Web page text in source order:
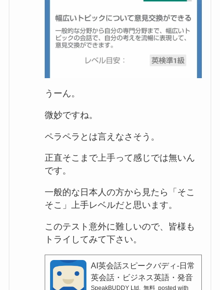
うーん。
微妙ですね。
ペラペラとは言えなさそう。
正直そこまで上手って感じでは無いん
です。
一般的な日本人の方から見たら「そこ
そこ」上手レベルだと思います。
このテスト意外に難しいので、皆様も
トライしてみて下さい。
AI英会話スピークバディ-日常
英会話・ビジネス英語・発音
SpeakBUDDY Ltd. 無料 posted with